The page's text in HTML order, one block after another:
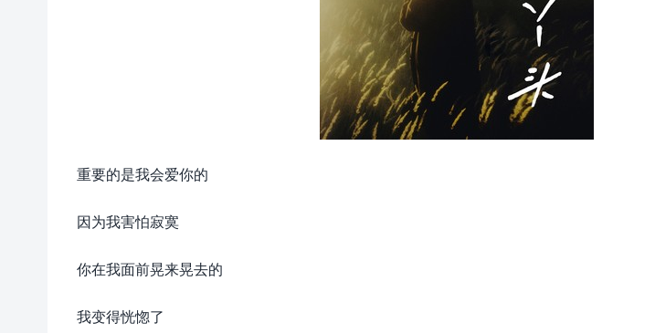
重要的是我会爱你的
因为我害怕寂寞
你在我面前晃来晃去的
我变得恍惚了